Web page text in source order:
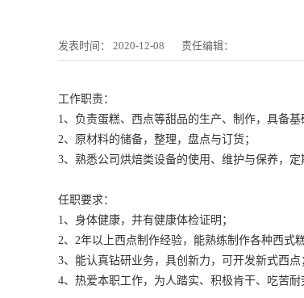
发表时间： 2020-12-08 责任编辑：
工作职责：
1、负责蛋糕、西点等甜品的生产、制作，具备基
2、原材料的储备，整理，盘点与订货；
3、熟悉公司烘焙类设备的使用、维护与保养，定
任职要求：
1、身体健康，并有健康体检证明；
2、2年以上西点制作经验，能熟练制作各种西式
3、能认真钻研业务，具创新力，可开发新式西点
4、热爱本职工作，为人踏实、积极肯干、吃苦耐